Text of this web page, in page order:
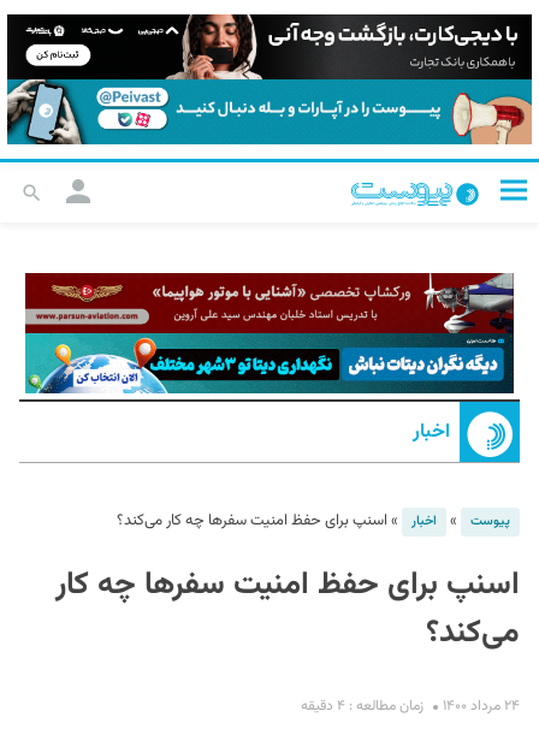
اخبار
پیوست » اخبار » اسنپ برای حفظ امنیت سفرها چه کار می‌کند؟
اسنپ برای حفظ امنیت سفرها چه کار
می‌کند؟
۲۴ مرداد ۱۴۰۰ زمان مطالعه : ۴ دقیقه